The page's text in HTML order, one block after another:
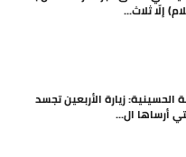
إلّا ثلاث...
الحسينية: زيارة الأربعين تجسد
أرساها ال...